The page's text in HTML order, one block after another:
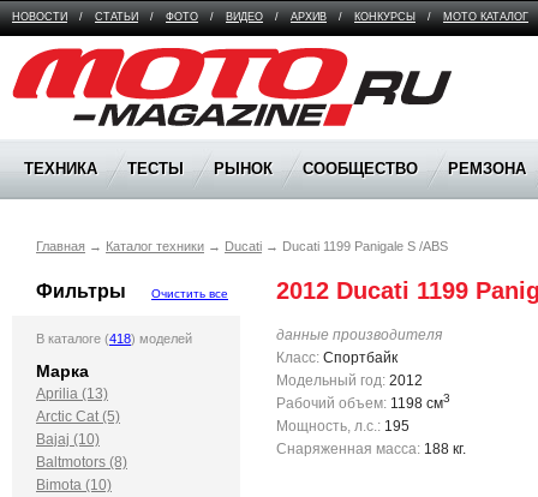
НОВОСТИ / СТАТЬИ / ФОТО / ВИДЕО / АРХИВ / КОНКУРСЫ / МОТО КАТАЛОГ
Moto Magazine
ТЕХНИКА ТЕСТЫ РЫНОК СООБЩЕСТВО РЕМЗОНА
Главная → Каталог техники → Ducati → Ducati 1199 Panigale S /ABS
Фильтры Очистить все
В каталоге (418) моделей
Марка
Aprilia (13)
Arctic Cat (5)
Bajaj (10)
Baltmotors (8)
Bimota (10)
2012 Ducati 1199
данные производителя
Класс: Спортбайк
Модельный год: 2012
Рабочий объем: 1198 см3
Мощность, л.с.: 195
Снаряженная масса: 188 кг.